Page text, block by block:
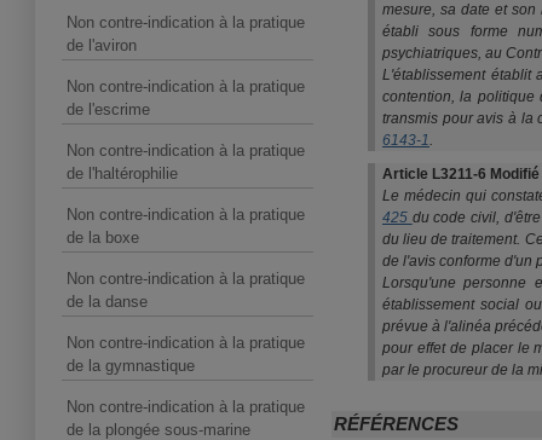
Non contre-indication à la pratique
de l'aviron
Non contre-indication à la pratique
de l'escrime
Non contre-indication à la pratique
de l'haltérophilie
Non contre-indication à la pratique
de la boxe
Non contre-indication à la pratique
de la danse
Non contre-indication à la pratique
de la gymnastique
Non contre-indication à la pratique
de la plongée sous-marine
mesure, sa date et
établi sous forme
psychiatriques, au
L'établissement établit
contention, la
transmis pour avis à la
6143-1.
Article L3211-6
Le médecin qui
425 du code civil,
du lieu de traitement.
de l'avis conforme d'un
Lorsqu'une personne
établissement social
prévue à l'alinéa
pour effet de placer le
par le procureur de la
RÉFÉRENCES